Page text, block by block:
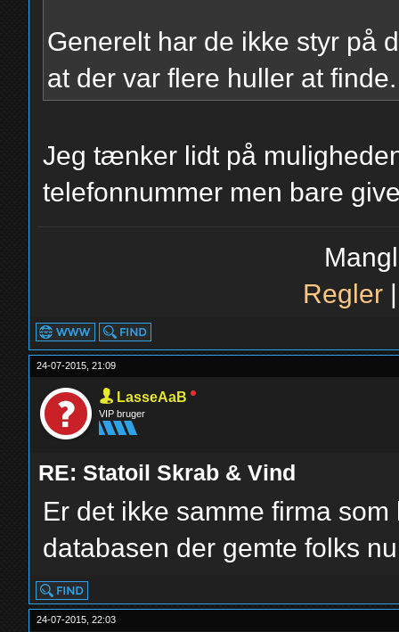
Generelt har de ikke styr på
at der var flere huller at finde.
Jeg tænker lidt på
telefonnummer men bare
Regler
24-07-2015, 21:09
LasseAaB
VIP bruger
RE: Statoil Skrab & Vind
Er det ikke samme firma
databasen der gemte folks
24-07-2015, 22:03